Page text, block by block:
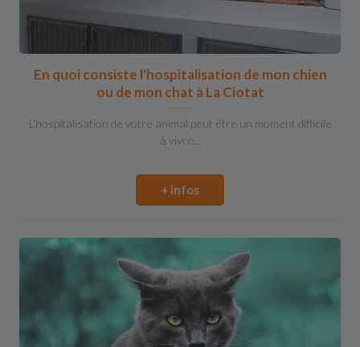
En quoi consiste l'hospitalisation de mon chien
ou de mon chat à La Ciotat
L'hospitalisation de votre animal peut être un moment difficile
à vivre...
+ infos